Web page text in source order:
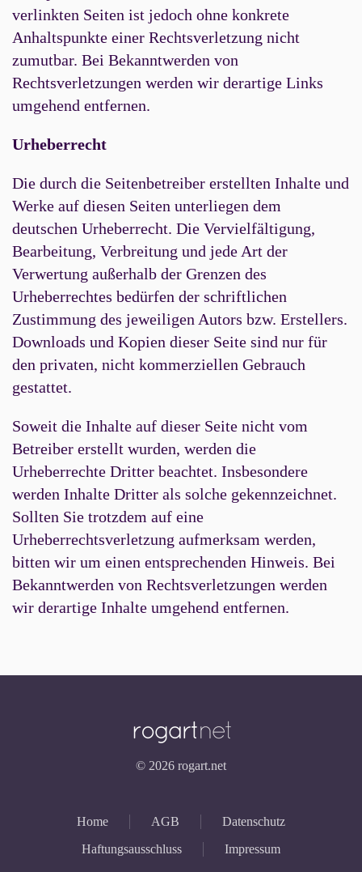
verlinkten Seiten ist jedoch ohne konkrete
Anhaltspunkte einer Rechtsverletzung nicht
zumutbar. Bei Bekanntwerden von
Rechtsverletzungen werden wir derartige Links
umgehend entfernen.
Urheberrecht
Die durch die Seitenbetreiber erstellten Inhalte und
Werke auf diesen Seiten unterliegen dem
deutschen Urheberrecht. Die Vervielfältigung,
Bearbeitung, Verbreitung und jede Art der
Verwertung außerhalb der Grenzen des
Urheberrechtes bedürfen der schriftlichen
Zustimmung des jeweiligen Autors bzw. Erstellers.
Downloads und Kopien dieser Seite sind nur für
den privaten, nicht kommerziellen Gebrauch
gestattet.
Soweit die Inhalte auf dieser Seite nicht vom
Betreiber erstellt wurden, werden die
Urheberrechte Dritter beachtet. Insbesondere
werden Inhalte Dritter als solche gekennzeichnet.
Sollten Sie trotzdem auf eine
Urheberrechtsverletzung aufmerksam werden,
bitten wir um einen entsprechenden Hinweis. Bei
Bekanntwerden von Rechtsverletzungen werden
wir derartige Inhalte umgehend entfernen.
© 2026 rogart.net
Home AGB
Datenschutz
Haftungsausschluss
Impressum